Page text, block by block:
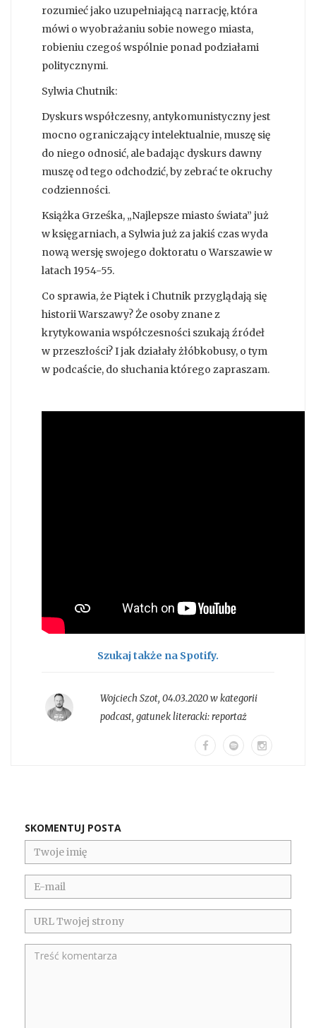
rozumieć jako uzupełniającą narrację, która
mówi o wyobrażaniu sobie nowego miasta,
robieniu czegoś wspólnie ponad podziałami
politycznymi.
Sylwia Chutnik:
Dyskurs współczesny, antykomunistyczny jest
mocno ograniczający intelektualnie, muszę się
do niego odnosić, ale badając dyskurs dawny
muszę od tego odchodzić, by zebrać te okruchy
codzienności.
Książka Grześka, „Najlepsze miasto świata” już
w księgarniach, a Sylwia już za jakiś czas wyda
nową wersję swojego doktoratu o Warszawie w
latach 1954-55.
Co sprawia, że Piątek i Chutnik przyglądają się
historii Warszawy? Że osoby znane z
krytykowania współczesności szukają źródeł
w przeszłości? I jak działały żłóbkobusy, o tym
w podcaście, do słuchania którego zapraszam.
Szukaj także na Spotify.
Wojciech Szot, 04.03.2020 w kategorii
podcast, gatunek literacki:reportaż
SKOMENTUJ POSTA